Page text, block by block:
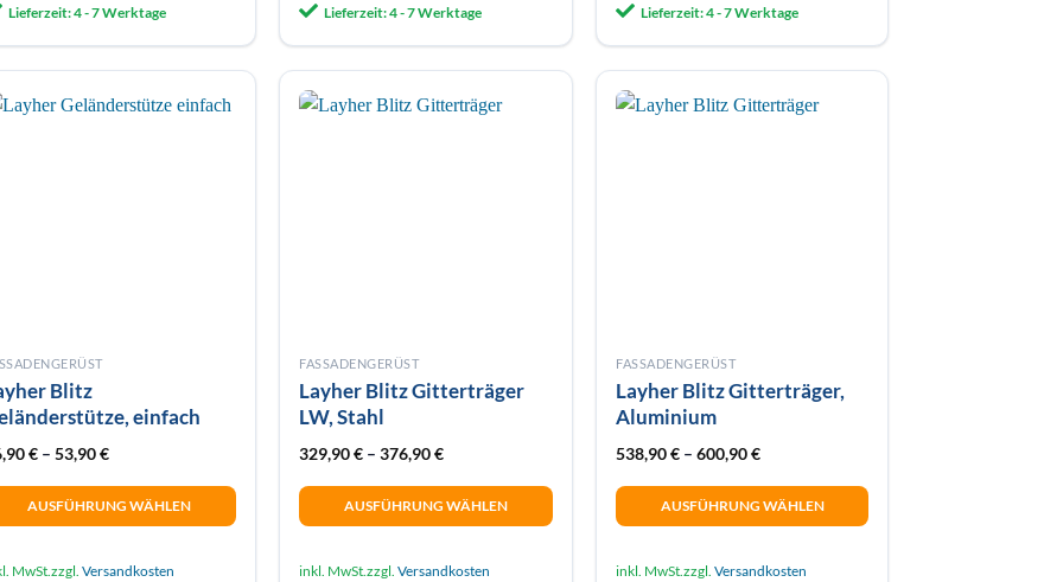
Lieferzeit:4 - 7 Werktage Lieferzeit:4 - 7 Werktage
Varianten
Die
Lieferzeit:4 - 7 Werktage
Blitz
einfach
€– 53,90€
AUSFÜHRUNG WÄHLEN
MwSt.zzgl. Versandkosten
FASSADENGERÜST
Layher Blitz Gitterträger
LW, Stahl
329,90€ –376,90€
AUSFÜHRUNG WÄHLEN
Produkt
inkl. MwSt.zzgl.Versandkosten
FASSADENGERÜST
Layher Blitz Gitterträger,
Aluminium
538,90€ –600,90€
AUSFÜHRUNG WÄHLEN
Produkt
inkl. MwSt.zzgl.Versandkosten